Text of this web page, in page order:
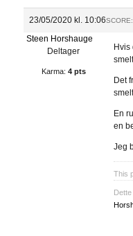
23/05/2020 kl. 10:06
Steen Horshauge
Deltager
Karma: 4 pts
Hvis
Det
En
en
Jeg
This